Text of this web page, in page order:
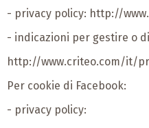
- privacy policy: http://
- indicazioni per gestire o
http://www.criteo.com/it/
Per cookie di Facebook:
- privacy policy: